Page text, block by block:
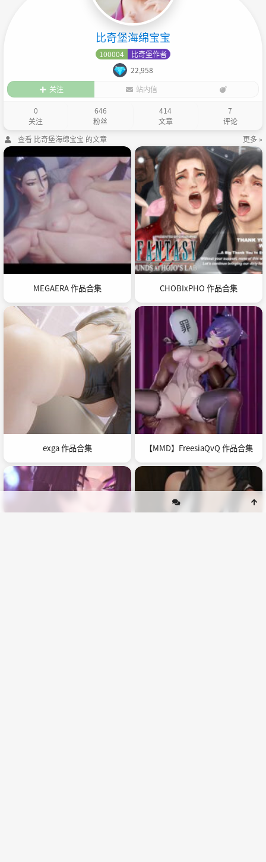
比奇堡海绵宝宝
100004
比奇堡作者
22,958
关注
站内信
0
关注
646
粉丝
414
文章
7
评论
查看 比奇堡海绵宝宝 的文章
更多 »
MEGAERA 作品合集 CHOBIxPHO 作品合集
exga 作品合集 【MMD】FreesiaQvQ 作品合集